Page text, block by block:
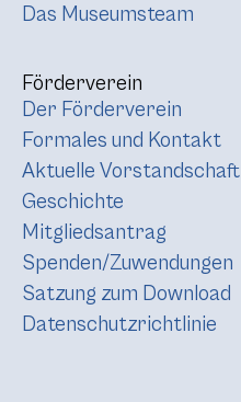
Das Museumsteam
Förderverein
Der Förderverein
Formales und Kontakt
Aktuelle Vorstandschaft
Geschichte
Mitgliedsantrag
Spenden/Zuwendungen
Satzung zum Download
Datenschutzrichtlinie